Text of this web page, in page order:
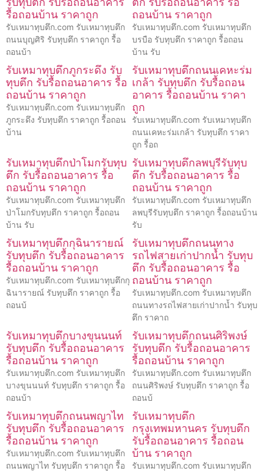
รื้อถอนบ้าน ราคาถูก
รับเหมาทุบตึก.com รับเหมาทุบตึก
ถนนบุญศิริ รับทุบตึก ราคาถูก รื้อ
ถอนบ้า
ถอนบ้าน ราคาถูก
รับเหมาทุบตึก.com รับเหมาทุบตึก
บรบือ รับทุบตึก ราคาถูก รื้อถอน
บ้าน รับ
รับเหมาทุบตึกภูกระดึง รับ
ทุบตึก รับรื้อถอนอาคาร รื้อ
ถอนบ้าน ราคาถูก
รับเหมาทุบตึก.com รับเหมาทุบตึก
ภูกระดึง รับทุบตึก ราคาถูก รื้อถอน
บ้าน
รับเหมาทุบตึกถนนเคหะร่ม
เกล้า รับทุบตึก รับรื้อถอน
อาคาร รื้อถอนบ้าน ราคา
ถูก
รับเหมาทุบตึก.com รับเหมาทุบตึก
ถนนเคหะร่มเกล้า รับทุบตึก ราคา
ถูก รื้อถ
รับเหมาทุบตึกป่าโมกรับทุบ
ตึก รับรื้อถอนอาคาร รื้อ
ถอนบ้าน ราคาถูก
รับเหมาทุบตึก.com รับเหมาทุบตึก
ป่าโมกรับทุบตึก ราคาถูก รื้อถอน
บ้าน รับ
รับเหมาทุบตึกลพบุรีรับทุบ
ตึก รับรื้อถอนอาคาร รื้อ
ถอนบ้าน ราคาถูก
รับเหมาทุบตึก.com รับเหมาทุบตึก
ลพบุรีรับทุบตึก ราคาถูก รื้อถอนบ้าน
รับ
รับเหมาทุบตึกกุฉินารายณ์
รับทุบตึก รับรื้อถอนอาคาร
รื้อถอนบ้าน ราคาถูก
รับเหมาทุบตึก.com รับเหมาทุบตึกกุ
ฉินารายณ์ รับทุบตึก ราคาถูก รื้อ
ถอนบ้
รับเหมาทุบตึกถนนทาง
รถไฟสายเก่าปากน้ำ รับทุบ
ตึก รับรื้อถอนอาคาร รื้อ
ถอนบ้าน ราคาถูก
รับเหมาทุบตึก.com รับเหมาทุบตึก
ถนนทางรถไฟสายเก่าปากน้ำ รับทุบ
ตึก ราคาถ
รับเหมาทุบตึกบางขุนนนท์
รับทุบตึก รับรื้อถอนอาคาร
รื้อถอนบ้าน ราคาถูก
รับเหมาทุบตึก.com รับเหมาทุบตึก
บางขุนนนท์ รับทุบตึก ราคาถูก รื้อ
ถอนบ้า
รับเหมาทุบตึกถนนศิริพงษ์
รับทุบตึก รับรื้อถอนอาคาร
รื้อถอนบ้าน ราคาถูก
รับเหมาทุบตึก.com รับเหมาทุบตึก
ถนนศิริพงษ์ รับทุบตึก ราคาถูก รื้อ
ถอนบ้
รับเหมาทุบตึกถนนพญาไท
รับทุบตึก รับรื้อถอนอาคาร
รื้อถอนบ้าน ราคาถูก
รับเหมาทุบตึก.com รับเหมาทุบตึก
ถนนพญาไท รับทุบตึก ราคาถูก รื้อ
รับเหมาทุบตึก
กรุงเทพมหานคร รับทุบตึก
รับรื้อถอนอาคาร รื้อถอน
บ้าน ราคาถูก
รับเหมาทุบตึก.com รับเหมาทุบตึก